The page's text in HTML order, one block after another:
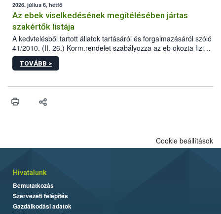
2026. július 6, hétfő
Az ebek viselkedésének megítélésében jártas
szakértők listája
A kedvtelésből tartott állatok tartásáról és forgalmazásáról szóló
41/2010. (II. 26.) Korm.rendelet szabályozza az eb okozta fizikai
sérülés, illetve ennek veszélye keletkezésekor felmerülő
hatósági feladatokat, valamint a veszélyes eb tartását és annak
vonni az ebek viselkedésének megítélésében jártas szakértőt.
TOVÁBB >
Cookie beállítások
Hivatalunk
Bemutatkozás
Szervezeti felépítés
Gazdálkodási adatok